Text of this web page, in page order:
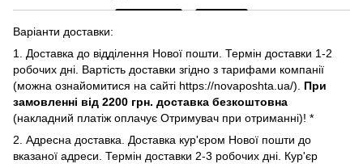
Варіанти доставки:
1. Доставка до відділення Нової пошти. Термін доставки 1-2
робочих дні. Вартість доставки згідно з тарифами компанії
(можна ознайомитися на сайті https://novaposhta.ua/). При
замовленні від 2200 грн. доставка безкоштовна
(накладний платіж оплачує Отримувач при отриманні)! *
2. Адресна доставка. Доставка кур'єром Нової пошти до
вказаної адреси. Термін доставки 2-3 робочих дні. Кур'єр